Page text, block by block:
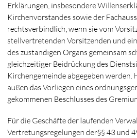
Erklärungen, insbesondere
Kirchenvorstandes sowie der
rechtsverbindlich, wenn sie vom
stellvertretenden Vorsitzenden und
des zuständigen Organs gemeinsam
gleichzeitiger Beidrückung des
Kirchengemeinde abgegeben werden.
außen das Vorliegen eines
gekommenen Beschlusses des
Für die Geschäfte der laufenden
Vertretungsregelungen der§§ 43 und